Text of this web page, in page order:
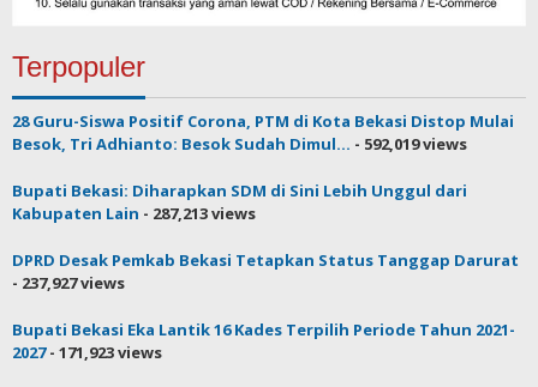
Terpopuler
28 Guru-Siswa Positif Corona, PTM di Kota Bekasi Distop Mulai
Besok, Tri Adhianto: Besok Sudah Dimul... - 592,019 views
Bupati Bekasi: Diharapkan SDM di Sini Lebih Unggul dari
Kabupaten Lain - 287,213 views
DPRD Desak Pemkab Bekasi Tetapkan Status Tanggap Darurat
- 237,927 views
Bupati Bekasi Eka Lantik 16 Kades Terpilih Periode Tahun 2021-
2027- 171,923 views